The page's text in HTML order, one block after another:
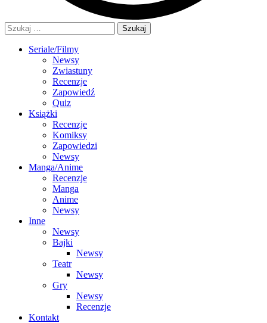
Szukaj:
Seriale/Filmy
Newsy
Zwiastuny
Recenzje
Zapowiedź
Quiz
Książki
Recenzje
Komiksy
Zapowiedzi
Newsy
Manga/Anime
Recenzje
Manga
Anime
Newsy
Inne
Newsy
Bajki
Newsy
Teatr
Newsy
Gry
Newsy
Recenzje
Kontakt